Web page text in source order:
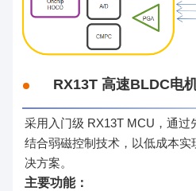
RX13T 高速BLDC电
采用入门级 RX13T MCU，通过
结合弱磁控制技术，以低成本
决方案。
主要功能：